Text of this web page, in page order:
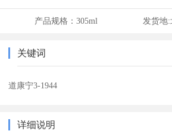
产品规格： 305ml 发货地:
关键词
道康宁3-1944
详细说明